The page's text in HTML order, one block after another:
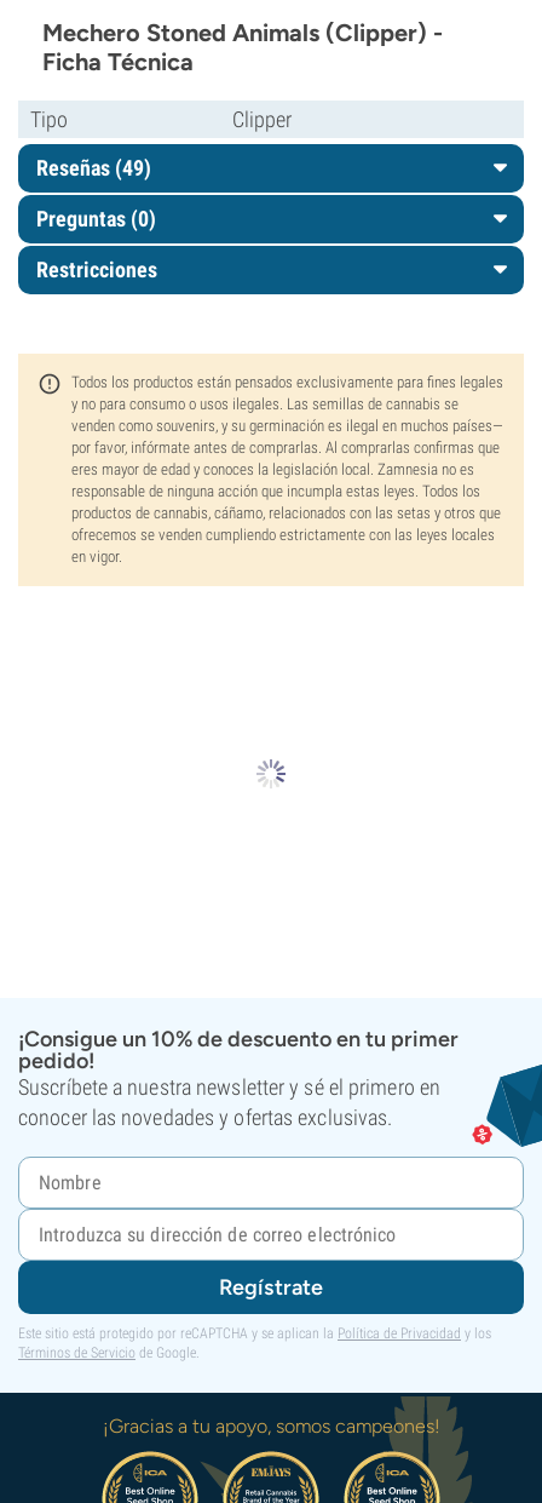
Mechero Stoned Animals (Clipper) -
Ficha Técnica
Tipo
Clipper
Reseñas (49)
Preguntas (0)
Restricciones
Todos los productos están pensados exclusivamente para fines legales
y no para consumo o usos ilegales. Las semillas de cannabis se
venden como souvenirs, y su germinación es ilegal en muchos países—
por favor, infórmate antes de comprarlas. Al comprarlas confirmas que
eres mayor de edad y conoces la legislación local. Zamnesia no es
responsable de ninguna acción que incumpla estas leyes. Todos los
productos de cannabis, cáñamo, relacionados con las setas y otros que
ofrecemos se venden cumpliendo estrictamente con las leyes locales
en vigor.
¡Consigue un 10% de descuento en tu primer
pedido!
Suscríbete a nuestra newsletter y sé el primero en
conocer las novedades y ofertas exclusivas.
Regístrate
Este sitio está protegido por reCAPTCHA y se aplican la Política de Privacidad y los
Términos de Servicio de Google.
¡Gracias a tu apoyo, somos campeones!